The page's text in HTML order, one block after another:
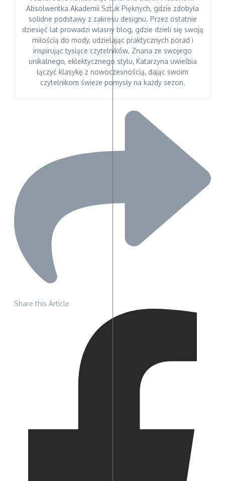
Absolwentka Akademii Sztuk Pięknych, gdzie zdobyła
solidne podstawy z zakresu designu. Przez ostatnie
dziesięć lat prowadzi własny blog, gdzie dzieli się swoją
miłością do mody, udzielając praktycznych porad i
inspirując tysiące czytelników. Znana ze swojego
unikalnego, eklektycznego stylu, Katarzyna uwielbia
łączyć klasykę z nowoczesnością, dając swoim
czytelnikom świeże pomysły na każdy sezon.
Share this Article